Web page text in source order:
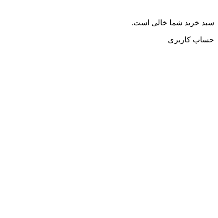
سبد خرید شما خالی است.
حساب کاربری